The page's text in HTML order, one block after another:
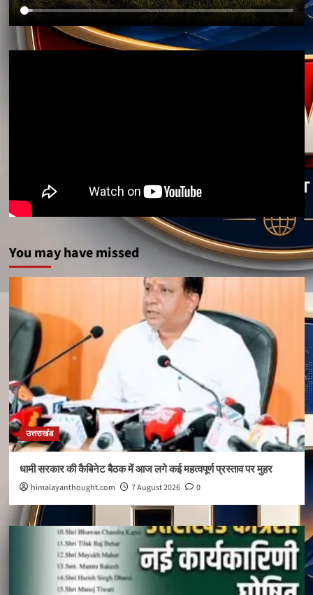
You may have missed
उत्तराखंड
धामी सरकार की कैबिनेट बैठक में आज लगे कई महत्वपूर्ण प्रस्ताव पर मुहर
himalayanthought.com 7 August 2026 0